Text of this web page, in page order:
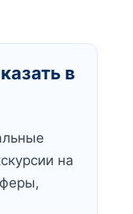
в
на